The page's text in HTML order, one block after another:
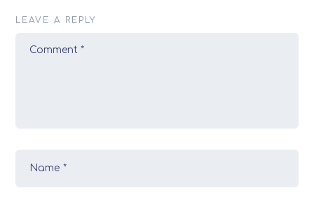
LEAVE A REPLY
Comment*
Name *